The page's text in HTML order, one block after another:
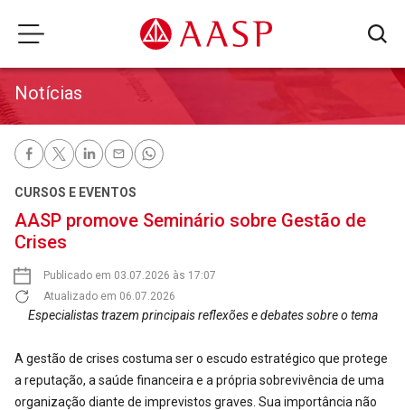
Notícias
CURSOS E EVENTOS
AASP promove Seminário sobre Gestão de
Crises
Publicado em 03.07.2026 às 17:07
Atualizado em 06.07.2026
Especialistas trazem principais reflexões e debates sobre o tema
A gestão de crises costuma ser o escudo estratégico que protege
a reputação, a saúde financeira e a própria sobrevivência de uma
organização diante de imprevistos graves. Sua importância não